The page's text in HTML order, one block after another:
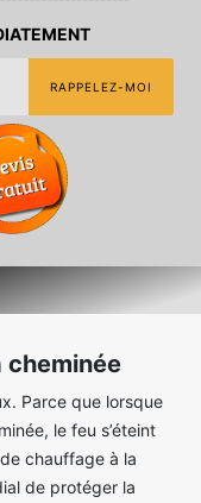
cheminée
Parce que lorsque
le feu s’éteint
chauffage à la
de protéger la